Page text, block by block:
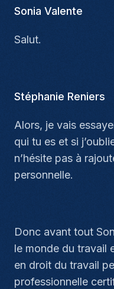
Sonia Valente
Salut.
Stéphanie Reniers
Alors, je vais
qui tu es et si
n’hésite pas à
personnelle.
Donc avant tout
le monde du travail
en droit du travail
professionnelle